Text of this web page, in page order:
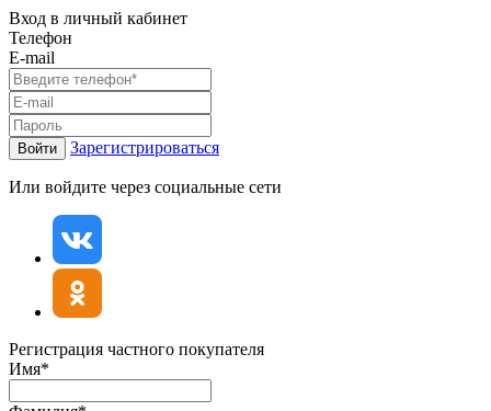
Вход в личный кабинет
Телефон
E-mail
Войти Зарегистрироваться
Или войдите через социальные сети
Регистрация частного покупателя
Имя*